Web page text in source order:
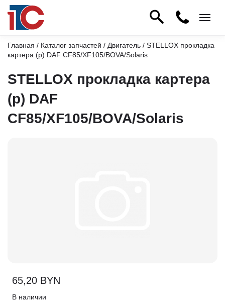
Главная / Каталог запчастей / Двигатель / STELLOX прокладка
картера (р) DAF CF85/XF105/BOVA/Solaris
STELLOX прокладка картера
(р) DAF
CF85/XF105/BOVA/Solaris
65,20 BYN
В наличии